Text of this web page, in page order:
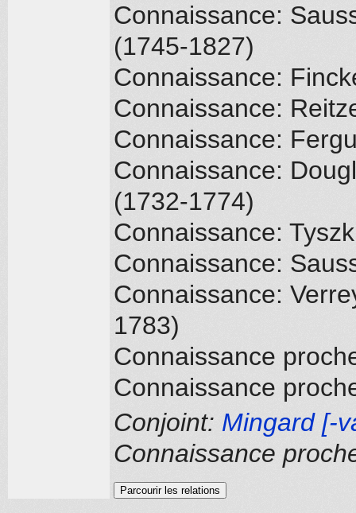
Connaissance:
(1745-1827)
Connaissance:
Connaissance:
Connaissance:
Connaissance:
(1732-1774)
Connaissance:
Connaissance:
Connaissance:
1783)
Connaissance
Connaissance
Conjoint: Mingard [-
Connaissance
Parcourir les relations